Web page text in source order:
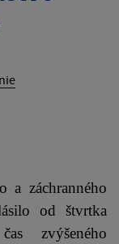
záchranného
od štvrtka
zvýšeného